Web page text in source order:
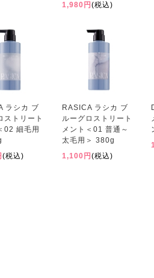
1,980円 (税込)
ラシカ ブ
ストリート
02 細毛用
(税込)
RASICA ラシカ ブ
ルーグロストリート
メント＜01 普通～
太毛用＞ 380g
1,100円 (税込)